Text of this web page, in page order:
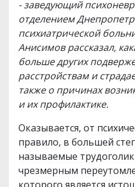
- заведующий
отделением
психиатрической
Анисимов рассказал,
больше других
расстройствам и
также о причинах
и их профилактике.
Оказывается, от
правило, в большей
называемые
чрезмерным